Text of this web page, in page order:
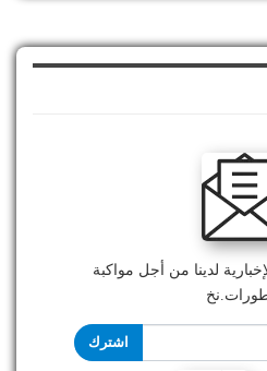
لدينا من أجل مواكبة
اشترك